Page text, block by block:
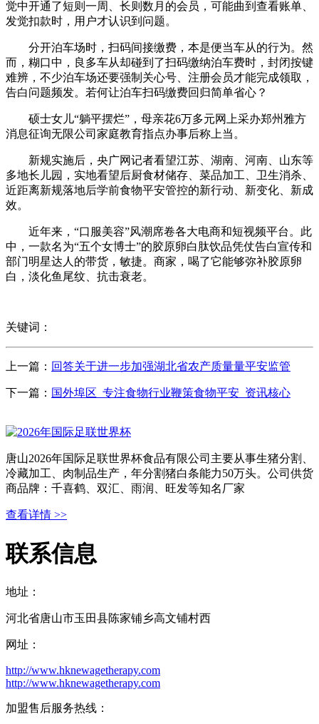
觉中开通了短则一周、长则数月的会员，可能曲到查看账单、
发觉扣款时，用户才认识到问题。
分开泊车场时，扫码间接缴费，本是便当车从的行为。然
而，糊口中，良多车从却碰到了扫码缴纳泊车费时，封闭按键
难辨，不少泊车场还要强制关心号、注册会员才能完成领取，
告白问题频发。若何让泊车扫码缴费回归简单省心？
硕士女儿“躺平摆烂”，母亲花6万多元网上采办郑州雅方
消息征询无限公司家庭教育指点办事后称上当。
新规实施后，央广网记者看望江苏、湖南、河南、山东等
多地长儿园，实地看望后厨食材储存、菜品加工、卫生消杀、
近距离新规落地后学前食物平安管控的新行动、新变化、新成
效。
近年来，“口服美容”风潮席卷各大电商和短视频平台。此
中，一款名为“五个女博士”的胶原卵白肽饮品凭仗告白宣传和
部门明星达人的带货，敏捷。商家，喝了它能够弥补胶原卵
白，淡化鱼尾纹、抗击衰老。
关键词：
上一篇： 回答关于进一步加强湖北省农产质量量平安监管
下一篇： 国外埠区_专注食物行业鞭策食物平安_资讯核心
唐山2026年国际足联世界杯食品有限公司主要从事生猪分割、
冷藏加工、肉制品生产，年分割猪白条能力50万头。公司供货
商品牌：千喜鹤、双汇、雨润、旺发等知名厂家
查看详情 >>
联系信息
地址：
河北省唐山市玉田县陈家铺乡高文铺村西
网址：
http://www.hknewagetherapy.com
http://www.hknewagetherapy.com
加盟售后服务热线：